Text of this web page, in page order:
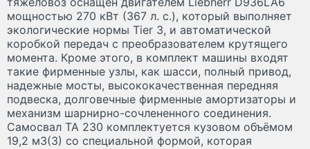
мощностью 270 кВт (367 л. с.), который выполняет
экологические нормы Tier 3, и автоматической
коробкой передач с преобразователем крутящего
момента. Кроме этого, в комплект машины входят
такие фирменные узлы, как шасси, полный привод,
надежные мосты, высококачественная передняя
подвеска, долговечные фирменные амортизаторы и
механизм шарнирно-сочлененного соединения.
Самосвал TA 230 комплектуется кузовом объёмом
19,2 м3(3) со специальной формой, которая